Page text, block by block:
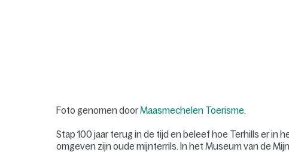
Foto genomen doorMaasmechelen Toerisme.
Stap 100 jaar terug in de tijd en beleef hoe Terhills er in
omgeven zijn oude mijnterrils. In het Museum van de